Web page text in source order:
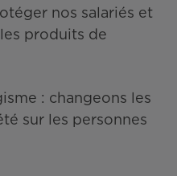
nos salariés et
produits de
: changeons les
sur les personnes